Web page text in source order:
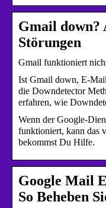
Gmail down?
Störungen
Gmail funktioniert
Ist Gmail down, E-
die Downdetector
erfahren, wie
Wenn der Google-
funktioniert, kann das
bekommst Du Hilfe.
Google Mail
So Beheben